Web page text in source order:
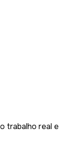
trabalho real e